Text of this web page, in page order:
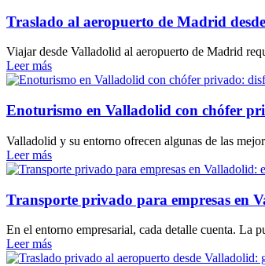
Traslado al aeropuerto de Madrid
Viajar desde Valladolid al aeropuerto de Madrid
Leer más
Enoturismo en Valladolid con chófer
Valladolid y su entorno ofrecen algunas de las
Leer más
Transporte privado para empresas en
En el entorno empresarial, cada detalle cuenta. La
Leer más